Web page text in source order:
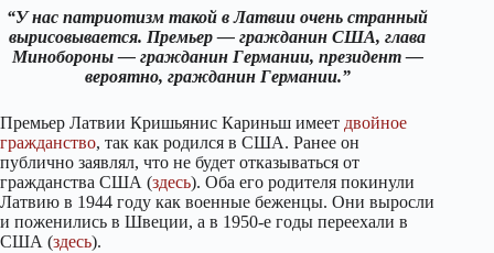
“У нас патриотизм такой в Латвии очень странный
вырисовывается. Премьер — гражданин США, глава
Минобороны — гражданин Германии, президент —
вероятно, гражданин Германии.”
Премьер Латвии Кришьянис Кариньш имеет двойное
гражданство, так как родился в США. Ранее он
публично заявлял, что не будет отказываться от
гражданства США (здесь). Оба его родителя покинули
Латвию в 1944 году как военные беженцы. Они выросли
и поженились в Швеции, а в 1950-е годы переехали в
США (здесь).